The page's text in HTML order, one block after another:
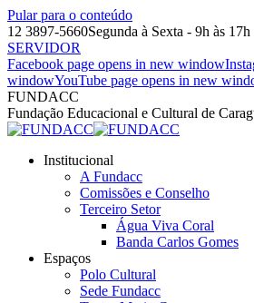
Pular para o conteúdo
12 3897-5660Segunda à Sexta - 9h às 17h
SERVIDOR
Facebook page opens in new window
windowYouTube page opens in new
FUNDACC
Fundação Educacional e Cultural de
Institucional
A Fundacc
Comissões e Conselho
Terceiro Setor
Água Viva Coral
Banda Carlos Gomes
Espaços
Polo Cultural
Sede Fundacc